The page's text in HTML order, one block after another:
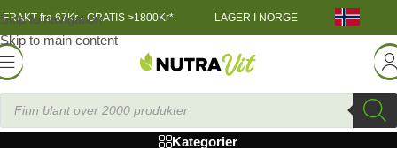
Skip to navigation
Skip to main content
FRAKT fra 67Kr - GRATIS >1800Kr*. LAGER I NORGE
MuscleTech
Kategorier